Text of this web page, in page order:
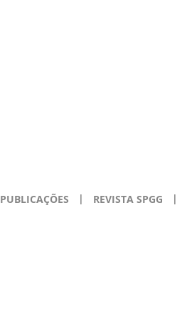
PUBLICAÇÕES REVISTA SPGG